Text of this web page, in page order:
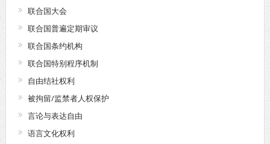
联合国大会
联合国普遍定期审议
联合国条约机构
联合国特别程序机制
自由结社权利
被拘留/监禁者人权保护
言论与表达自由
语言文化权利